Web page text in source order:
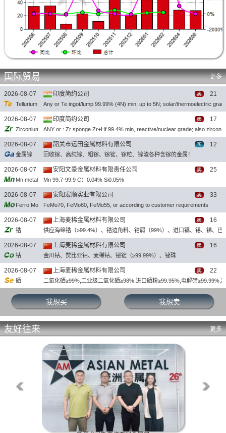
国际贸易 更多
2026-08-07 印度简约公司 21
Tellurium Any or Te ingot/lump 99.99% (4N) min, up to 5N; solar/thermoelectric
2026-08-07 印度简约公司 17
Zirconium ANY or : Zr sponge Zr+Hf 99.4% min, reactive/nuclear grade; also zircon
2026-08-07 韶关市运田金属材料有限公司 12
金属镓 回收镓、高纯镓、粗镓、镓锭、镓粒、镓渣各种含镓的金属！
2026-08-07 安阳文豪金属材料有限责任公司 25
Mn metal flakesMn 99.7-99.9 C：0.04% Si0.05%
2026-08-07 安阳宏顺实业有限公司 33
Ferro MolybdenumFeMo70, FeMo60, FeMo55, or according to customer requirements
2026-08-07 上海麦稀金属材料有限公司 16
锆 供应海绵锆（≥99.4%）、锆边角料、锆屑（99%）、进口镉、锡、锑、巴
2026-08-07 上海麦稀金属材料有限公司 16
钴 金川钴、赞比亚钴、麦稀钴、铋锭（≥99.99%）、铋珠
2026-08-07 上海麦稀金属材料有限公司 22
硒 二氧化硒≥99%,工业级二氧化硒≥98%,进口硒粉≥99.95%,电解碲≥99.99%,
2026-08-07 上海麦稀金属材料有限公司 17
铟锭（≥99.995%）、铟丝、铟粉、锗（5N）、氧化锗
2026-08-07 上海麦稀金属材料有限公司 14
镓 金属镓（4N/5N/6N/7N）
波兰瑞索夫有限责任公司
95% pure, impurities: Fe:31900ppm, Ni: 2600ppm, Mo: 1380 ppm, Mg:
印度简约公司
Germanium ANY form or Ge metal 99.999% (5N/6N)
印度简约公司
Any or Co sulphate 20.5% Co battery grade; or Co metal 99.8%; or Co
印度简约公司
我想买 我想卖
友好往来 更多